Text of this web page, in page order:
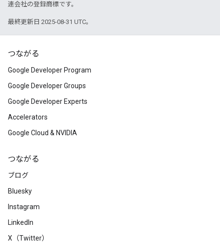
連会社の登録商標です。
最終更新日 2025-08-31 UTC。
つながる
Google Developer Program
Google Developer Groups
Google Developer Experts
Accelerators
Google Cloud & NVIDIA
つながる
ブログ
Bluesky
Instagram
LinkedIn
X（Twitter）